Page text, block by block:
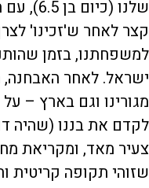
למשפחתנו, בזמן
ישראל. לאחר
מגורינו וגם בארץ –
לקדם את בננו (שהיה
צעיר מאד, ומקריאת
שזוהי תקופה קריטית